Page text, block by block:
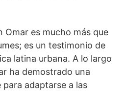
Omar es mucho más que
es un testimonio de
latina urbana. A lo largo
ha demostrado una
adaptarse a las